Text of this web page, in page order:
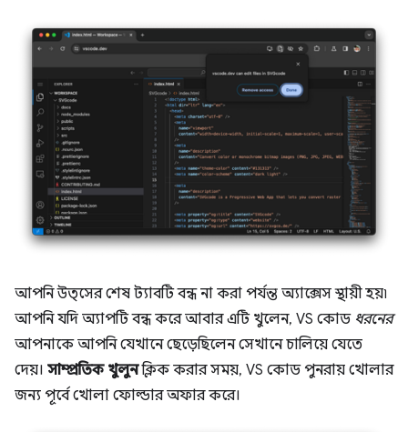
আপনি উত্সের শেষ ট্যাবটি বন্ধ না করা পর্যন্ত অ্যাক্সেস স্থায়ী হয়৷
আপনি যদি অ্যাপটি বন্ধ করে আবার এটি খুলেন, VS কোড ধরনের
আপনাকে আপনি যেখানে ছেড়েছিলেন সেখানে চালিয়ে যেতে
দেয়। সাম্প্রতিক খুলুনক্লিক করার সময়, VS কোড পুনরায় খোলার
জন্য পূর্বে খোলা ফোল্ডার অফার করে।